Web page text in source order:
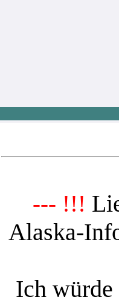
--- !!!
Alaska-
Ich